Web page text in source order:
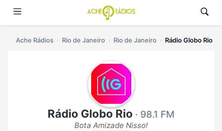
Ache Rádios Rio de Janeiro Rio de Janeiro Rádio Globo Rio
Rádio Globo Rio · 98.1 FM
Bota Amizade Nisso!